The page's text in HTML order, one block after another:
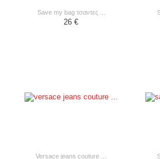
save my bag τσαντες ...
26 €
versace jeans couture ...